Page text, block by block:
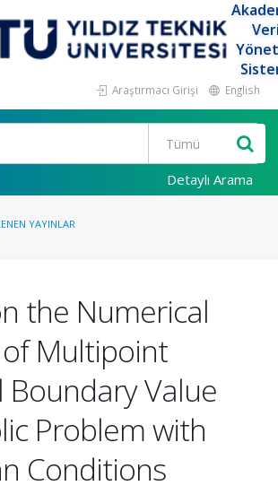
Araştırmacı Girişi English
Detaylı Arama
YAYINLAR
the Numerical
Multipoint
Boundary Value
Problem with
Conditions